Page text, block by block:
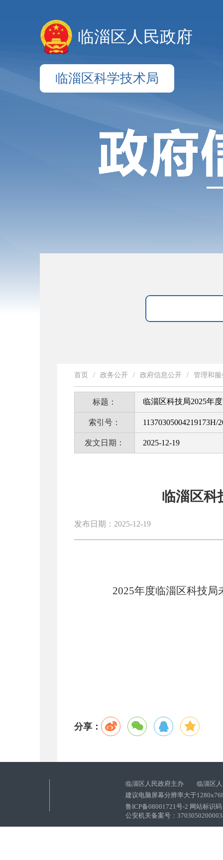
临淄区人民政府
临淄区科学技术局
首页 / 政务公开 / 政府信息公开 / 管理和
标题： 临淄区科技局2025年
索引号： 11370305004219173H/
发文日期： 2025-12-19
临淄区科
发布日期：2025-12-19
2025年度临淄区科技局
分享：
临淄区人民政府主办 临淄区人
建议电脑屏幕分辨率大于
鲁ICP备08001721号-2 网站标识
公安机关备案号：